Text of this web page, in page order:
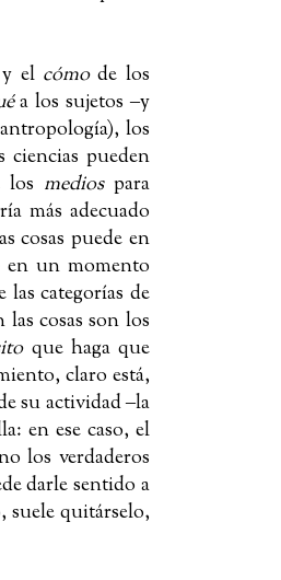
el cómode los
a los sujetos‒y
los
ciencias pueden
los mediospara
más adecuado
cosas puede en
en un momento
categorías de
cosas son los
que haga que
claro está,
su actividad‒la
en ese caso, el
los verdaderos
darle sentido a
suele quitárselo,